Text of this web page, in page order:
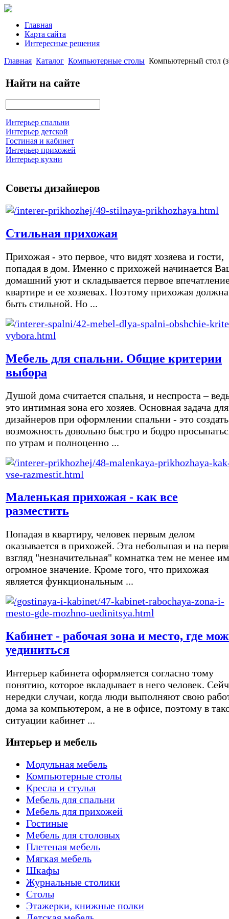
Главная
Карта сайта
Интересные решения
Главная Каталог Компьютерные столы Компьютерный стол
Найти на сайте
Интерьер спальни
Интерьер детской
Гостиная и кабинет
Интерьер прихожей
Интерьер кухни
Советы дизайнеров
Стильная прихожая
Прихожая - это первое, что видят хозяева и гости,
попадая в дом. Именно с прихожей начинается
домашний уют и складывается первое
квартире и ее хозяевах. Поэтому прихожая должна
быть стильной. Но ...
Мебель для спальни. Общие критерии
выбора
Душой дома считается спальня, и неспроста –
это интимная зона его хозяев. Основная задача для
дизайнеров при оформлении спальни - это создать
возможность довольно быстро и бодро
по утрам и полноценно ...
Маленькая прихожая - как все
разместить
Попадая в квартиру, человек первым делом
оказывается в прихожей. Эта небольшая и на
взгляд "незначительная" комнатка тем не менее
огромное значение. Кроме того, что прихожая
является функциональным ...
Кабинет - рабочая зона и место, где
уединиться
Интерьер кабинета оформляется согласно тому
понятию, которое вкладывает в него человек.
нередки случаи, когда люди выполняют свою
дома за компьютером, а не в офисе, поэтому в
ситуации кабинет ...
Интерьер и мебель
Модульная мебель
Компьютерные столы
Кресла и стулья
Мебель для спальни
Мебель для прихожей
Гостиные
Мебель для столовых
Плетеная мебель
Мягкая мебель
Шкафы
Журнальные столики
Столы
Этажерки, книжные полки